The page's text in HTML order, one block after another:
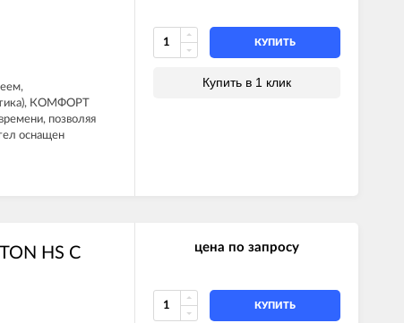
КОМФОРТ
позволяя
оснащен
КУПИТЬ
Купить в 1 клик
HS C
цена по запросу
КУПИТЬ